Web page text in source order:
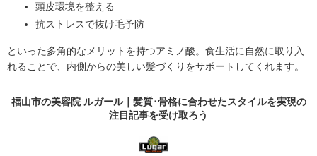
頭皮環境を整える
抗ストレスで抜け毛予防
といった多角的なメリットを持つアミノ酸。食生活に自然に取り入
れることで、内側からの美しい髪づくりをサポートしてくれます。
福山市の美容院 ルガール｜髪質･骨格に合わせたスタイルを実現の
注目記事を受け取ろう